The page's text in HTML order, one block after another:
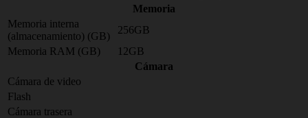
Memoria
Memoria interna
(almacenamiento) (GB)
256GB
Memoria RAM (GB)
12GB
Cámara
Cámara de video
Flash
Cámara trasera